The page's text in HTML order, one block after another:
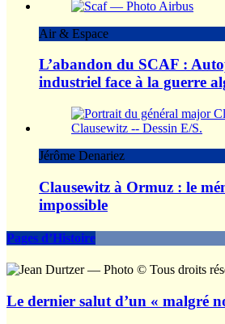
Air & Espace
L’abandon du SCAF :
industriel face à la guerre
Jérôme Denariez
Clausewitz à Ormuz : le
impossible
Pages d’Histoire
Le dernier salut d’un « malgré